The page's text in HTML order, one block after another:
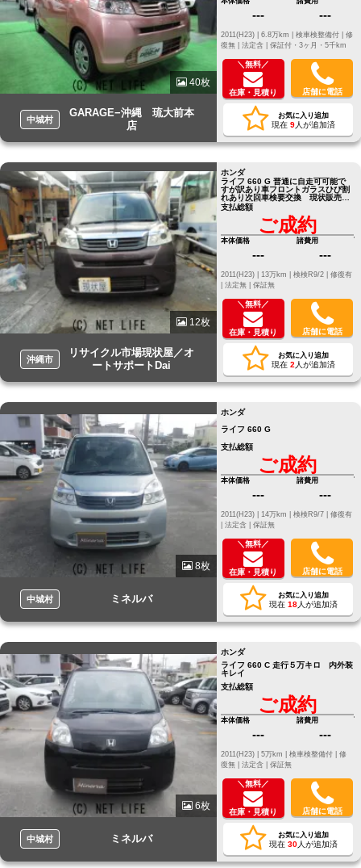
40枚
中城村
GARAGE−沖縄 琉大前本
店
--- ---
修
復無 | 法定含 | 保証付・3ヶ月・5千km
＼無料／
在庫・見積り 店舗に電話
お気に入り追加
現在 9人が追加済
12枚
沖縄市
リサイクル市場現状屋／オ
ートサポートDai
ホンダ
ライフ 660 G 普通に自走可可能で
すが訳あり車フロントガラスひび割
れあり次回車検要交換 現状販売
点検整備別途有料
支払総額
ご成約
本体価格
---
諸費用
---
修復有
法定無 | 保証無
＼無料／
在庫・見積り 店舗に電話
お気に入り追加
現在 2 人が追加済
8枚
中城村 ミネルバ
ホンダ
ライフ 660 G
支払総額
ご成約
本体価格
---
諸費用
---
修復有
法定含 | 保証無
＼無料／
在庫・見積り 店舗に電話
お気に入り追加
現在 18人が追加済
6枚
中城村 ミネルバ
ホンダ
ライフ 660 C 走行５万キロ 内外装
キレイ
支払総額
ご成約
本体価格
---
諸費用
---
修
復無 | 法定含 | 保証無
＼無料／
在庫・見積り 店舗に電話
お気に入り追加
現在 30人が追加済